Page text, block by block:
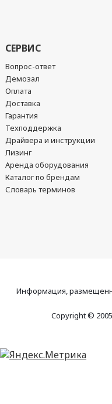
СЕРВИС
Вопрос-ответ
Демозал
Оплата
Доставка
Гарантия
Техподдержка
Драйвера и инструкции
Лизинг
Аренда оборудования
Каталог по брендам
Словарь терминов
Информация,
Copyright ©